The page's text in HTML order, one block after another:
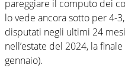
pareggiare il computo dei
lo vede ancora sotto per 4-
disputati negli ultimi 24
nell’estate del 2024, la finale
gennaio).